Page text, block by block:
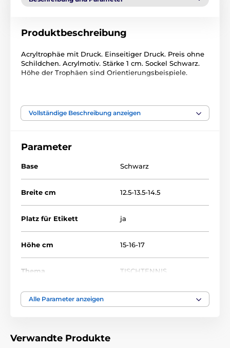
Produktbeschreibung
Acryltrophäe mit Druck. Einseitiger Druck. Preis ohne
Schildchen. Acrylmotiv. Stärke 1 cm. Sockel Schwarz.
Höhe der Trophäen sind Orientierungsbeispiele.
Tischtennis Acryltrophäen FA212
Vollständige Beschreibung anzeigen
Parameter
Base Schwarz
Breite cm 12.5-13.5-14.5
Platz für Etikett ja
Höhe cm 15-16-17
Thema TISCHTENNIS
Auszeichnungstyp
Alle Parameter anzeigen
Verwandte Produkte